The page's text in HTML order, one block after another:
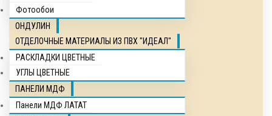
Фотообои
ОНДУЛИН
ОТДЕЛОЧНЫЕ МАТЕРИАЛЫ ИЗ ПВХ "ИДЕАЛ"
РАСКЛАДКИ ЦВЕТНЫЕ
УГЛЫ ЦВЕТНЫЕ
ПАНЕЛИ МДФ
Панели МДФ ЛАТАТ